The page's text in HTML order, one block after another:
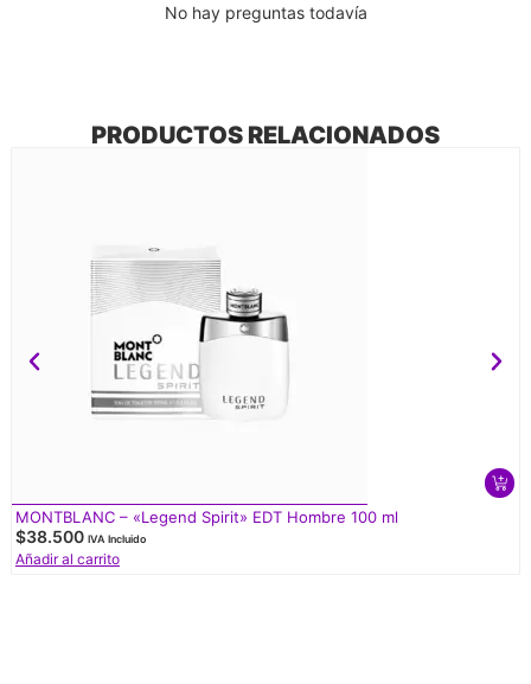
No hay preguntas todavía
PRODUCTOS RELACIONADOS
MONTBLANC – «Legend Spirit» EDT Hombre 100 ml
$38.500 IVA Incluido
Añadir al carrito